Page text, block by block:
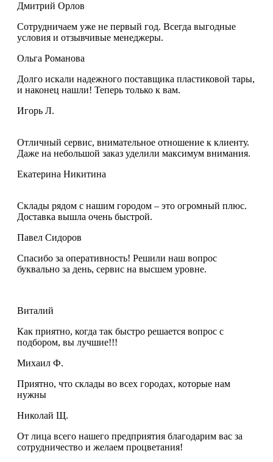
Дмитрий Орлов
Сотрудничаем уже не первый год. Всегда выгодные
условия и отзывчивые менеджеры.
Ольга Романова
Долго искали надежного поставщика пластиковой тары,
и наконец нашли! Теперь только к вам.
Игорь Л.
Отличный сервис, внимательное отношение к клиенту.
Даже на небольшой заказ уделили максимум внимания.
Екатерина Никитина
Склады рядом с нашим городом – это огромный плюс.
Доставка вышла очень быстрой.
Павел Сидоров
Спасибо за оперативность! Решили наш вопрос
буквально за день, сервис на высшем уровне.
Виталий
Как приятно, когда так быстро решается вопрос с
подбором, вы лучшие!!!
Михаил Ф.
Приятно, что склады во всех городах, которые нам
нужны
Николай Щ.
От лица всего нашего предприятия благодарим вас за
сотрудничество и желаем процветания!